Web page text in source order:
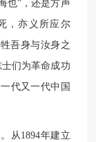
也”，还是方声
，亦义所应尔
吾身与汝身之
们为革命成功
代又一代中国
从1894年建立